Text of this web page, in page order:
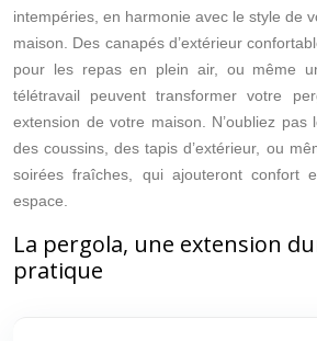
intempéries, en harmonie avec le style de
maison. Des canapés d’extérieur
pour les repas en plein air, ou même
télétravail peuvent transformer votre
extension de votre maison. N’oubliez pas
des coussins, des tapis d’extérieur, ou
soirées fraîches, qui ajouteront confort
espace.
La pergola, une extension
pratique